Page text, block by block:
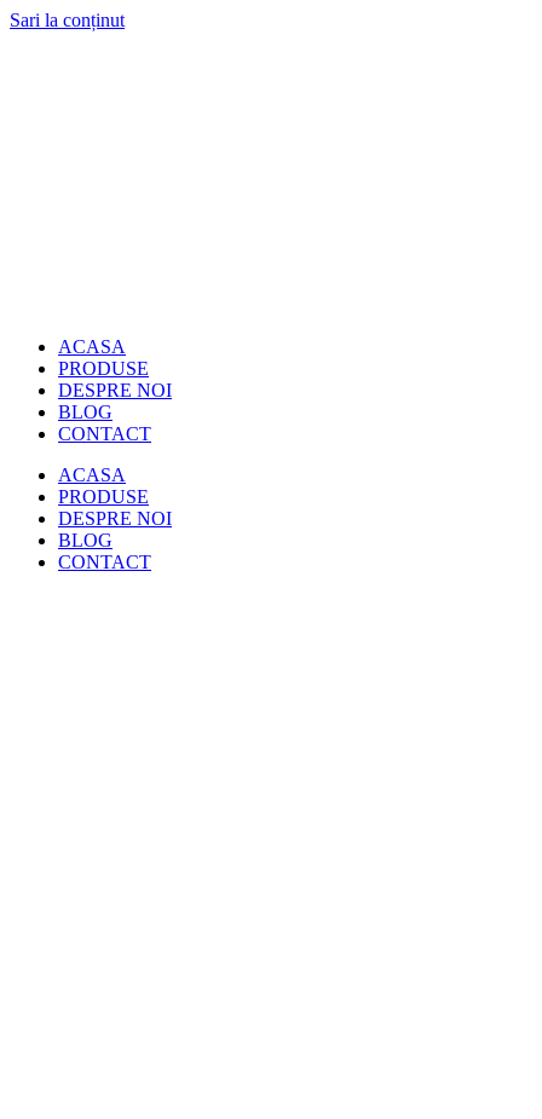
Sari la conținut
ACASA
PRODUSE
DESPRE NOI
BLOG
CONTACT
ACASA
PRODUSE
DESPRE NOI
BLOG
CONTACT